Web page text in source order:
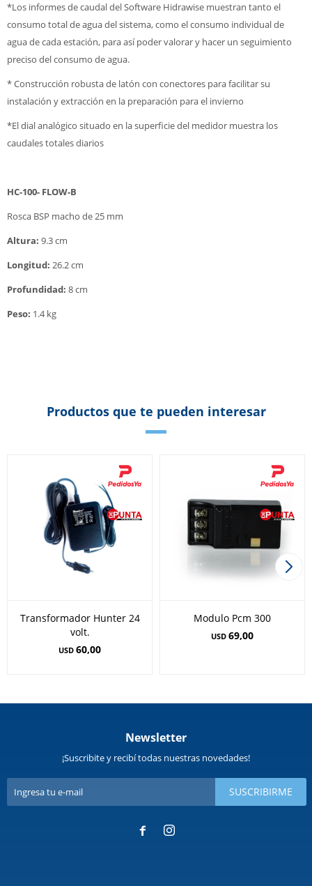
*Los informes de caudal del Software Hidrawise muestran tanto el
consumo total de agua del sistema, como el consumo individual de
agua de cada estación, para así poder valorar y hacer un seguimiento
preciso del consumo de agua.
* Construcción robusta de latón con conectores para facilitar su
instalación y extracción en la preparación para el invierno
*El dial analógico situado en la superficie del medidor muestra los
caudales totales diarios
HC-100- FLOW-B
Rosca BSP macho de 25 mm
Altura: 9.3 cm
Longitud: 26.2 cm
Profundidad: 8 cm
Peso: 1.4 kg
Productos que te pueden interesar
Transformador Hunter 24
volt.
USD 60,00
Modulo Pcm 300
USD 69,00
Newsletter
¡Suscribite y recibí todas nuestras novedades!
SUSCRIBIRME
 